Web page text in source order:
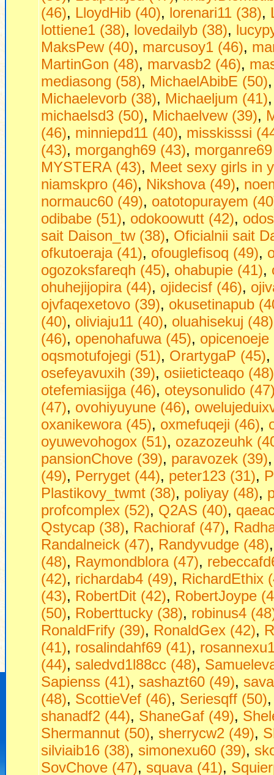
(46), LloydHib (40), lorenari11 (38),
lottiene1 (38), lovedailyb (38),
MaksPew (40), marcusoy1 (46),
MartinGon (48), marvasb2 (46),
mediasong (58), MichaelAbibE (50)
Michaelevorb (38), Michaeljum (41)
michaelsd3 (50), Michaelvew (39),
(46), minniepd11 (40), misskisssi
(43), morgangh69 (43),
MYSTERA (43), Mееt sеxy girls in
niamskpro (46), Nikshova (49),
normauc60 (49), oatotopurayem
odibabe (51), odokoowutt (42),
sait Daison_tw (38), Oficialnii sait
ofkutoeraja (41), ofouglefisoq (49),
ogozoksfareqh (45), ohabupie (41),
ohuhejijopira (44), ojidecisf (46),
ojvfaqexetovo (39), okusetinapub
(40), oliviaju11 (40), oluahisekuj (48)
(46), openohafuwa (45), opicenoeje
oqsmotufojegi (51), OrartygaP (45),
osefeyavuxih (39), osiieticteaqo (48)
otefemiasijga (46), oteysonulido
(47), ovohiyuyune (46),
oxanikewora (45), oxmefuqeji (46),
oyuwevohogox (51), ozazozeuhk
pansionChove (39), paravozek (39)
(49), Perryget (44), peter123 (31),
Plastikovy_twmt (38), poliyay (48),
profcomplex (52), Q2AS (40),
Qstycap (38), Rachioraf (47),
Randalneick (47), Randyvudge (48)
(48), Raymondblora (47),
(42), richardab4 (49), RichardEthix
(43), RobertDit (42), RobertJoype
(50), Roberttucky (38), robinus4
RonaldFrify (39), RonaldGex (42),
(41), rosalindahf69 (41),
(44), saledvd1l88cc (48),
Sapienss (41), sashazt60 (49),
(48), ScottieVef (46), Seriesqff (50)
shanadf2 (44), ShaneGaf (49),
Shermannut (50), sherrycw2 (49),
silviaib16 (38), simonexu60 (39),
SovChove (47), squava (41),